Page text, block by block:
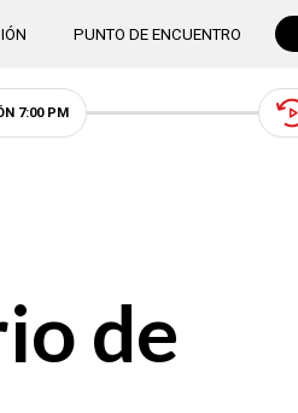
PUNTO DE ENCUENTRO
7:00 PM
de